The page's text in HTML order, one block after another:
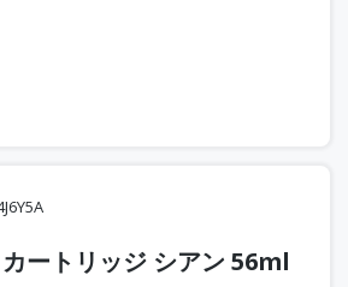
ートリッジ シアン 56ml